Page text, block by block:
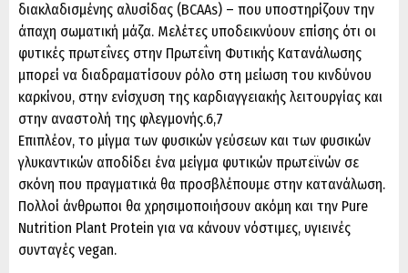
διακλαδισμένης αλυσίδας (BCAAs) – που υποστηρίζουν την
άπαχη σωματική μάζα. Μελέτες υποδεικνύουν επίσης ότι οι
φυτικές πρωτεΐνες στην Πρωτεΐνη Φυτικής Κατανάλωσης
μπορεί να διαδραματίσουν ρόλο στη μείωση του κινδύνου
καρκίνου, στην ενίσχυση της καρδιαγγειακής λειτουργίας και
στην αναστολή της φλεγμονής.6,7
Επιπλέον, το μίγμα των φυσικών γεύσεων και των φυσικών
γλυκαντικών αποδίδει ένα μείγμα φυτικών πρωτεϊνών σε
σκόνη που πραγματικά θα προσβλέπουμε στην κατανάλωση.
Πολλοί άνθρωποι θα χρησιμοποιήσουν ακόμη και την Pure
Nutrition Plant Protein για να κάνουν νόστιμες, υγιεινές
συνταγές vegan.